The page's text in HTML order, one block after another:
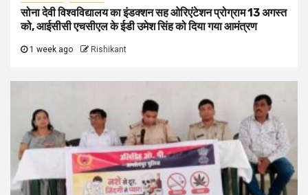
सोना देवी विश्वविद्यालय का इंडक्शन सह ओरिएंटेशन प्रोग्राम 13 अगस्त
को, आईसीसी एचसीएल के ईडी उमेश सिंह को दिया गया आमंत्रण
1 week ago Rishikant